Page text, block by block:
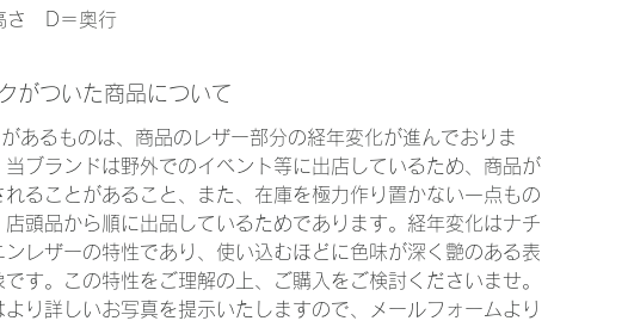
さ D＝奥行
がついた商品について
あるものは、商品のレザー部分の経年変化が進んでおりま
当ブランドは野外でのイベント等に出店しているため、商品が
れることがあること、また、在庫を極力作り置かない一点もの
店頭品から順に出品しているためであります。経年変化はナチ
ンレザーの特性であり、使い込むほどに色味が深く艶のある表
す。この特性をご理解の上、ご購入をご検討くださいませ。
より詳しいお写真を提示いたしますので、メールフォームより